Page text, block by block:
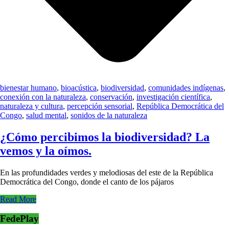
bienestar humano, bioacústica, biodiversidad, comunidades indígenas,
conexión con la naturaleza, conservación, investigación científica,
naturaleza y cultura, percepción sensorial, República Democrática del
Congo, salud mental, sonidos de la naturaleza
¿Cómo percibimos la biodiversidad? La
vemos y la oímos.
En las profundidades verdes y melodiosas del este de la República
Democrática del Congo, donde el canto de los pájaros
Read More
FedePlay